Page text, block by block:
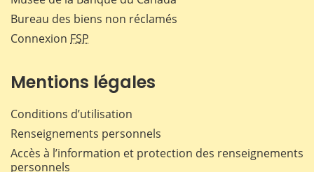
Bureau des biens non réclamés
Connexion FSP
Mentions légales
Conditions d’utilisation
Renseignements personnels
Accès à l’information et protection des renseignements
personnels